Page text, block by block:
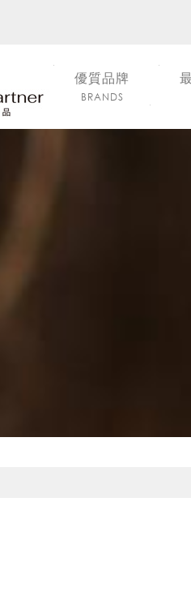
優質品牌
BRANDS